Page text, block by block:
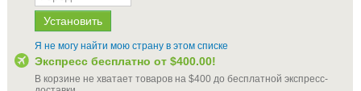
Я не могу найти мою страну в этом списке
Экспресс бесплатно от $400.00!
В корзине не хватает товаров на $400 до бесплатной экспресс-